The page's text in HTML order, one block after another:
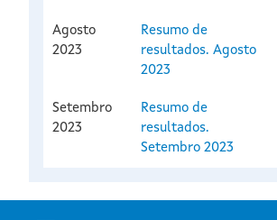
Agosto
2023
Resumo de
resultados. Agosto
2023
Setembro
2023
Resumo de
resultados.
Setembro 2023